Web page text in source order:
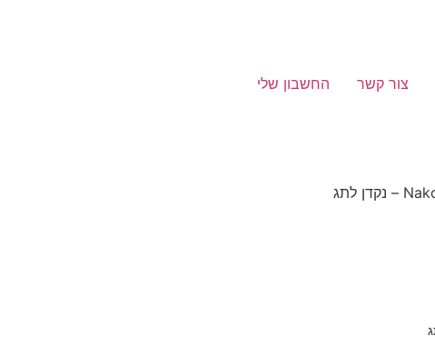
צור קשר החשבון שלי